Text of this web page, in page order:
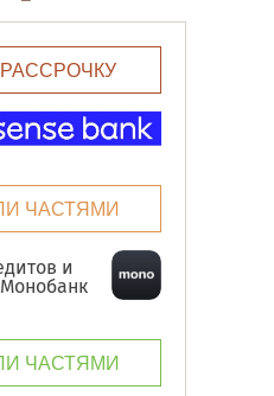
ЧАСТЯМИ
и
ЧАСТЯМИ